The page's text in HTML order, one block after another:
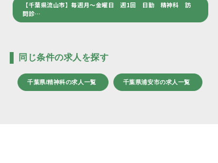
【千葉県流山市】毎週月～金曜日 週1回 日勤 精神科 訪
問診…
同じ条件の求人を探す
千葉県/精神科の求人一覧 千葉県浦安市の求人一覧